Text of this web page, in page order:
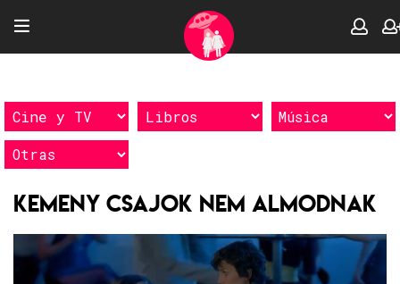
Kemeny csajok nem almodnak